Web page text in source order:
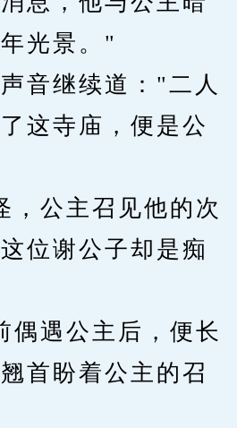
光景。"
继续道："二人
这寺庙，便是公
公主召见他的次
位谢公子却是痴
遇公主后，便长
首盼着公主的召